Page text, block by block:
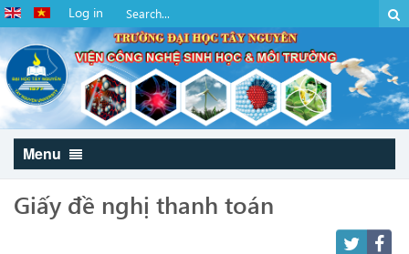
Log in
Menu
Giấy đề nghị thanh toán